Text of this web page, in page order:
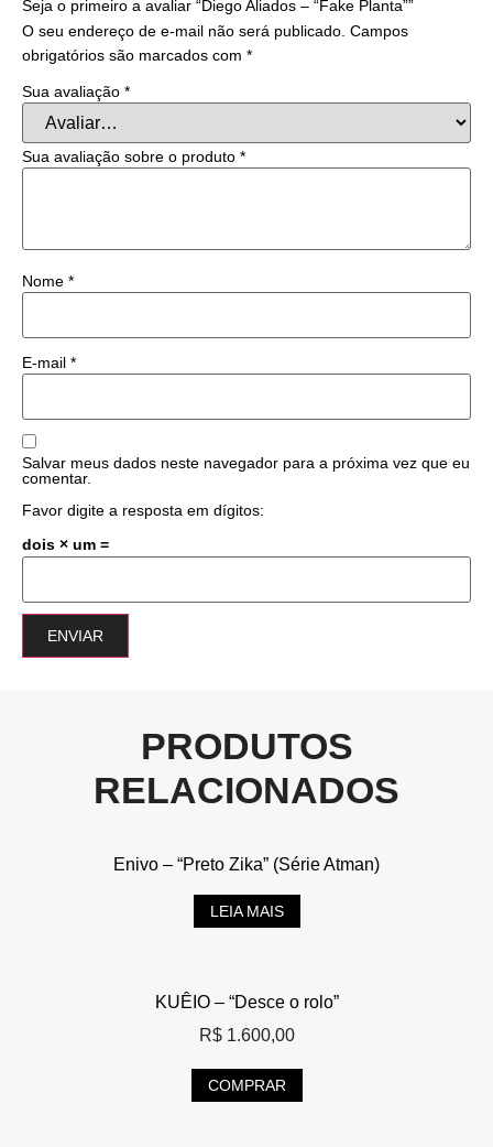
Seja o primeiro a avaliar “Diego Aliados – “Fake Planta””
O seu endereço de e-mail não será publicado. Campos
obrigatórios são marcados com *
Sua avaliação *
Sua avaliação sobre o produto *
Nome *
E-mail *
Salvar meus dados neste navegador para a próxima vez que eu
comentar.
Favor digite a resposta em dígitos:
dois × um =
PRODUTOS
RELACIONADOS
Enivo – “Preto Zika” (Série Atman)
LEIA MAIS
KUÊIO – “Desce o rolo”
R$1.600,00
COMPRAR